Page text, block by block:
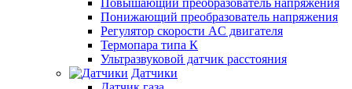
Повышающий преобразователь напряжения
Понижающий преобразователь напряжения
Регулятор скорости AC двигателя
Термопара типа К
Ультразвуковой датчик расстояния
Датчики